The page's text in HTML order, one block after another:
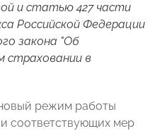
и статью 427 части
Российской Федерации
закона "Об
страховании в
режим работы
соответствующих мер